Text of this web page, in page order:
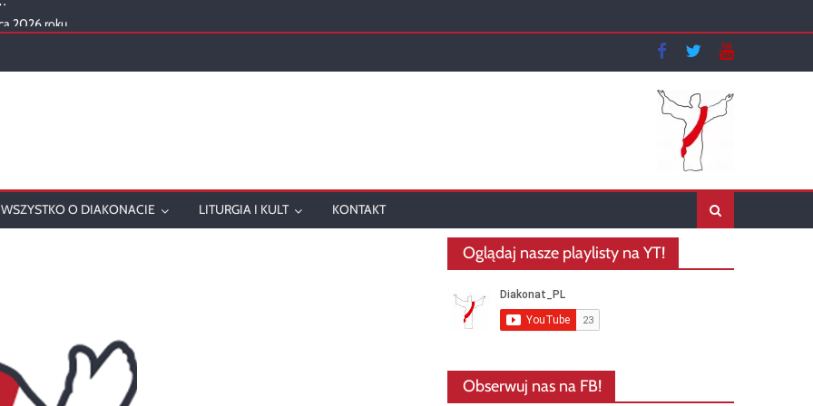
2026 roku
w 2025 roku
WSZYSTKO O DIAKONACIE LITURGIA I KULT KONTAKT
Oglądaj nasze playlisty na YT!
Obserwuj nas na FB!